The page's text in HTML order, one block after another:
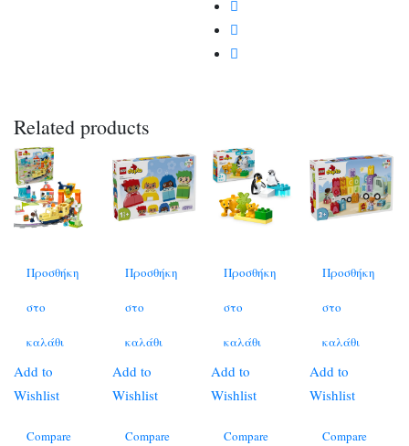
Related products
Προσθήκη
στο
καλάθι
Add to
Wishlist
Compare
Προσθήκη
στο
καλάθι
Add to
Wishlist
Compare
Προσθήκη
στο
καλάθι
Add to
Wishlist
Compare
Προσθήκη
στο
καλάθι
Add to
Wishlist
Compare